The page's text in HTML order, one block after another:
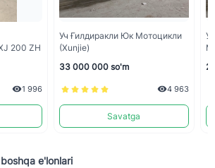
Xunjie XJ 200 ZH
1 996
Уч Ғилдиракли Юк Мотоцикли
(xunjie)
33 000 000 so'm
4 963
Savatga
e'lonlari